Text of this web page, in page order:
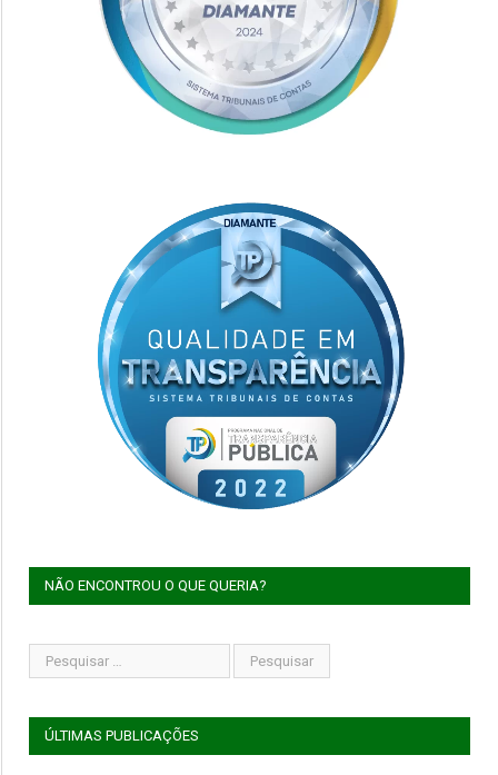
NÃO ENCONTROU O QUE QUERIA?
ÚLTIMAS PUBLICAÇÕES